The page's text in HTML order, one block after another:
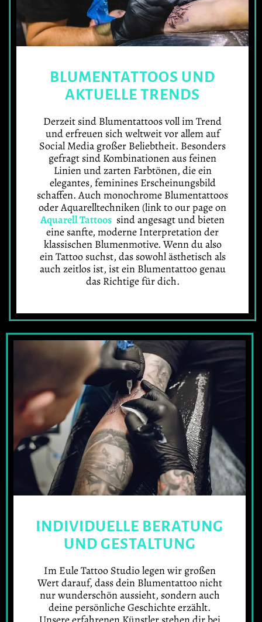
BLUMENTATTOOS UND
AKTUELLE TRENDS
Derzeit sind Blumentattoos voll im Trend
und erfreuen sich weltweit vor allem auf
Social Media großer Beliebtheit. Besonders
gefragt sind Kombinationen aus feinen
Linien und zarten Farbtönen, die ein
elegantes, feminines Erscheinungsbild
schaffen. Auch monochrome Blumentattoos
oder Aquarelltechniken (link to our page on
Aquarell Tattoos sind angesagt und bieten
eine sanfte, moderne Interpretation der
klassischen Blumenmotive. Wenn du also
ein Tattoo suchst, das sowohl ästhetisch als
auch zeitlos ist, ist ein Blumentattoo genau
das Richtige für dich.
INDIVIDUELLE BERATUNG
UND GESTALTUNG
Im Eule Tattoo Studio legen wir großen
Wert darauf, dass dein Blumentattoo nicht
nur wunderschön aussieht, sondern auch
deine persönliche Geschichte erzählt.